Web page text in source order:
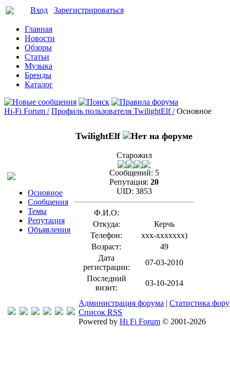
Вход Зарегистрироваться
Главная
Новости
Обзоры
Статьи
Музыка
Бренды
Каталог
Hi-Fi Forum / Профиль пользователя TwilightElf / Основное
Основное
Сообщения
Темы
Репутация
Объявления
TwilightElf
Старожил
Сообщений: 5
Репутация: 20
UID: 3853
Ф.И.О:
Откуда:
Керчь
Телефон:
xxx-xxxxxxx)
Возраст:
49
Дата
регистрации:
07-03-2010
Последний
визит:
03-10-2014
Администрация форума | Статистика
Список RSS
Powered by Hi Fi Forum © 2001-2026